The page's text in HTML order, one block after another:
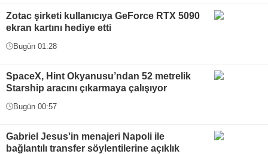
Zotac şirketi kullanıcıya GeForce RTX 5090
ekran kartını hediye etti
Bugün 01:28
SpaceX, Hint Okyanusu’ndan 52 metrelik
Starship aracını çıkarmaya çalışıyor
Bugün 00:57
Gabriel Jesus'in menajeri Napoli ile
bağlantılı transfer söylentilerine açıklık